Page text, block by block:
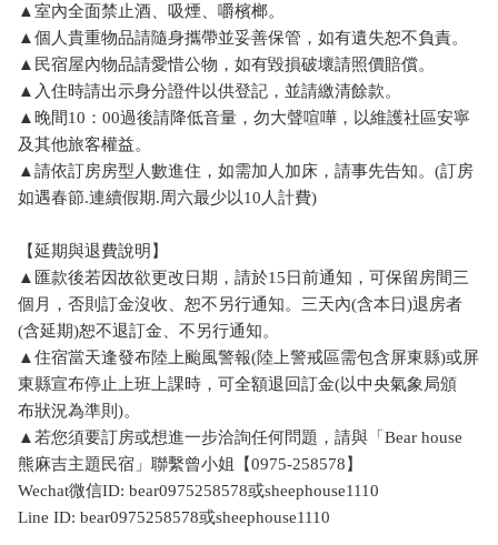
▲室內全面禁止酒、吸煙、嚼檳榔。
▲個人貴重物品請隨身攜帶並妥善保管，如有遺失恕不負責。
▲民宿屋內物品請愛惜公物，如有毀損破壞請照價賠償。
▲入住時請出示身分證件以供登記，並請繳清餘款。
▲晚間10：00過後請降低音量，勿大聲喧嘩，以維護社區安寧
及其他旅客權益。
▲請依訂房房型人數進住，如需加人加床，請事先告知。(訂房
如遇春節.連續假期.周六最少以10人計費)
【延期與退費說明】
▲匯款後若因故欲更改日期，請於15日前通知，可保留房間三
個月，否則訂金沒收、恕不另行通知。三天內(含本日)退房者
(含延期)恕不退訂金、不另行通知。
▲住宿當天逢發布陸上颱風警報(陸上警戒區需包含屏東縣)或屏
東縣宣布停止上班上課時，可全額退回訂金(以中央氣象局頒
布狀況為準則)。
▲若您須要訂房或想進一步洽詢任何問題，請與「Bear house
熊麻吉主題民宿」聯繫曾小姐【0975-258578】
Wechat微信ID: bear0975258578或sheephouse1110
Line ID: bear0975258578或sheephouse1110